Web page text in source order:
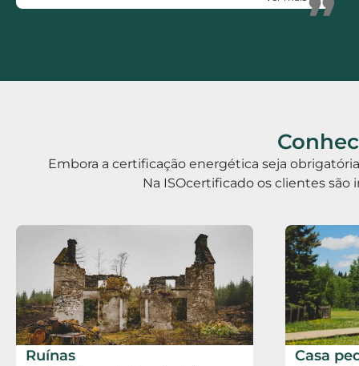
”
Rápidos, Eficientes, polivalentes e Honestos.
Embora a certificação energética seja
Na ISOcertificado os clientes
Ruínas Casa